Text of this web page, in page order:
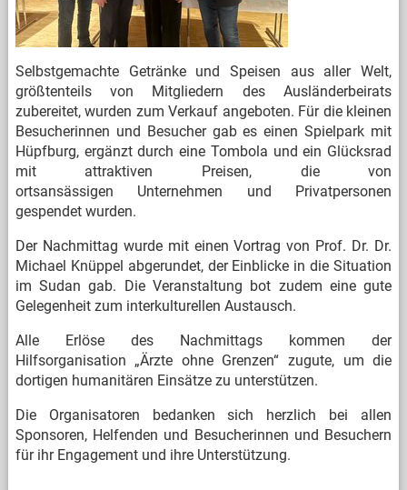
Selbstgemachte Getränke und Speisen aus aller Welt,
größtenteils von Mitgliedern des Ausländerbeirats
zubereitet, wurden zum Verkauf angeboten. Für die kleinen
Besucherinnen und Besucher gab es einen Spielpark mit
Hüpfburg, ergänzt durch eine Tombola und ein Glücksrad
mit attraktiven Preisen, die von
ortsansässigen Unternehmen und Privatpersonen
gespendet wurden.
Der Nachmittag wurde mit einen Vortrag von Prof. Dr. Dr.
Michael Knüppel abgerundet, der Einblicke in die Situation
im Sudan gab. Die Veranstaltung bot zudem eine gute
Gelegenheit zum interkulturellen Austausch.
Alle Erlöse des Nachmittags kommen der
Hilfsorganisation „Ärzte ohne Grenzen“ zugute, um die
dortigen humanitären Einsätze zu unterstützen.
Die Organisatoren bedanken sich herzlich bei allen
Sponsoren, Helfenden und Besucherinnen und Besuchern
für ihr Engagement und ihre Unterstützung.